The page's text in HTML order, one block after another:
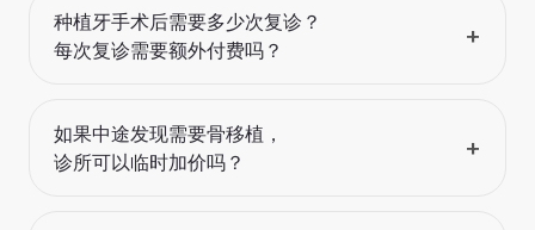
种植牙手术后需要多少次复诊？
每次复诊需要额外付费吗？
+
如果中途发现需要骨移植，
诊所可以临时加价吗？
+